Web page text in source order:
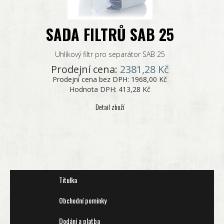
SADA FILTRŮ SAB 25
Uhlíkový filtr pro separátor SAB 25
Prodejní cena: 2381,28 Kč
Prodejní cena bez DPH: 1968,00 Kč
Hodnota DPH: 413,28 Kč
Detail zboží
Titulka
Obchodní pomínky
Dodání a platba